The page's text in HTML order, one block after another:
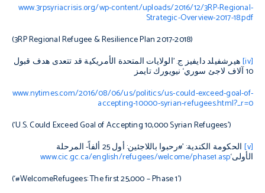
www.3rpsyriacrisis.org/wp-content/uploads/2016/12/3RP-Regional-
Strategic-Overview-2017-18.pdf
(3RP Regional Refugee & Resilience Plan 2017-2018)
[iv]هيرشفيلد دايفيز ج. ’الولايات المتحدة الأمريكية قد تتعدى هدف قبول
10 آلاف لاجئ سوري‘ نيويورك تايمز
www.nytimes.com/2016/08/06/us/politics/us-could-exceed-goal-of-
accepting-10000-syrian-refugees.html?_r=0
(‘U.S. Could Exceed Goal of Accepting 10,000 Syrian Refugees’)
[v]
الحكومة الكندية: ’#رحبوا باللاجئين: أول 25 ألفاً- المرحلة
الأولى‘www.cic.gc.ca/english/refugees/welcome/phase1.asp
(‘#WelcomeRefugees: The first 25,000 – Phase 1’)